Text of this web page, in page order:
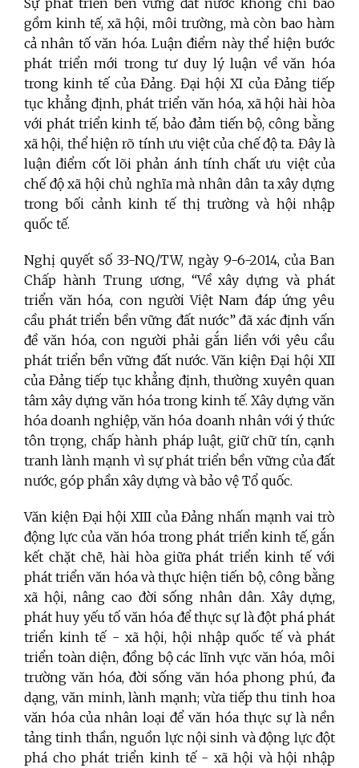
gồm kinh tế, xã hội, môi trường, mà còn bao hàm
cả nhân tố văn hóa. Luận điểm này thể hiện bước
phát triển mới trong tư duy lý luận về văn hóa
trong kinh tế của Đảng. Đại hội XI của Đảng tiếp
tục khẳng định, phát triển văn hóa, xã hội hài hòa
với phát triển kinh tế, bảo đảm tiến bộ, công bằng
xã hội, thể hiện rõ tính ưu việt của chế độ ta. Đây là
luận điểm cốt lõi phản ánh tính chất ưu việt của
chế độ xã hội chủ nghĩa mà nhân dân ta xây dựng
trong bối cảnh kinh tế thị trường và hội nhập
quốc tế.
Nghị quyết số 33-NQ/TW, ngày 9-6-2014, của Ban
Chấp hành Trung ương, “Về xây dựng và phát
triển văn hóa, con người Việt Nam đáp ứng yêu
cầu phát triển bền vững đất nước” đã xác định vấn
đề văn hóa, con người phải gắn liền với yêu cầu
phát triển bền vững đất nước. Văn kiện Đại hội XII
của Đảng tiếp tục khẳng định, thường xuyên quan
tâm xây dựng văn hóa trong kinh tế. Xây dựng văn
hóa doanh nghiệp, văn hóa doanh nhân với ý thức
tôn trọng, chấp hành pháp luật, giữ chữ tín, cạnh
tranh lành mạnh vì sự phát triển bền vững của đất
nước, góp phần xây dựng và bảo vệ Tổ quốc.
Văn kiện Đại hội XIII của Đảng nhấn mạnh vai trò
động lực của văn hóa trong phát triển kinh tế, gắn
kết chặt chẽ, hài hòa giữa phát triển kinh tế với
phát triển văn hóa và thực hiện tiến bộ, công bằng
xã hội, nâng cao đời sống nhân dân. Xây dựng,
phát huy yếu tố văn hóa để thực sự là đột phá phát
triển kinh tế - xã hội, hội nhập quốc tế và phát
triển toàn diện, đồng bộ các lĩnh vực văn hóa, môi
trường văn hóa, đời sống văn hóa phong phú, đa
dạng, văn minh, lành mạnh; vừa tiếp thu tinh hoa
văn hóa của nhân loại để văn hóa thực sự là nền
tảng tinh thần, nguồn lực nội sinh và động lực đột
phá cho phát triển kinh tế - xã hội và hội nhập